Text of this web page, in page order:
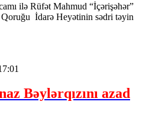
ilə Rüfət Mahmud “İçərişəhər”
İdarə Heyətinin sədri təyin
Bəylərqızını azad